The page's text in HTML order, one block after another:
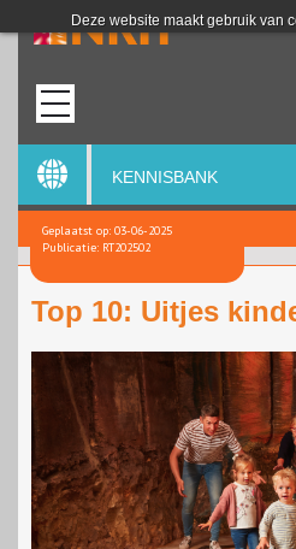
Deze website maakt gebruik van
KENNISBANK
Geplaatst op: 03-06-2025
Publicatie: RT202502
Top 10: Uitjes